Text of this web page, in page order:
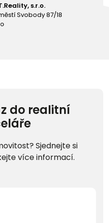
s.r.o.
Svobody 87/18
do realitní
Sjednejte si
více informací.